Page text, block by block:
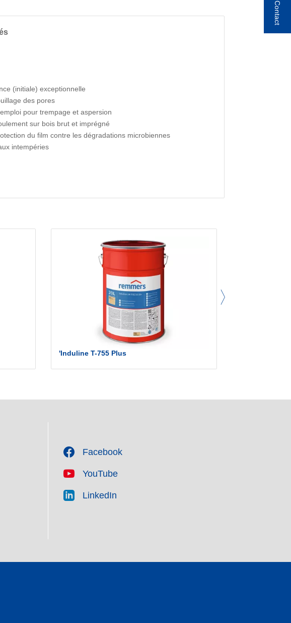
(initiale) exceptionnelle
des pores
pour trempage et aspersion
sur bois brut et imprégné
du film contre les dégradations microbiennes
intempéries
'Induline T-755 Plus
Facebook
YouTube
LinkedIn
Contact